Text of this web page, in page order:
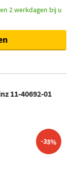
2 werkdagen bij u
11-40692-01
-35%